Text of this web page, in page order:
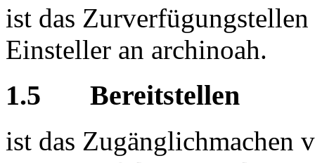
ist das
Einsteller an archinoah.
1.5 Bereitstellen
ist das Zugänglichmachen